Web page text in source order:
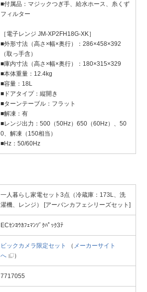
■付属品：マジックつぎ手、給水ホース、糸くず
フィルター
［電子レンジ JM-XP2FH18G-XK］
■外形寸法（高さ×幅×奥行）：286×458×392
（取っ手含）
■庫内寸法（高さ×幅×奥行）：180×315×329
■本体重量：12.4kg
■容量：18L
■ドアタイプ：縦開き
■ターンテーブル：フラット
■解凍：有
■レンジ出力：500（50Hz）650（60Hz）、50
0、解凍（150相当）
■Hz：50/60Hz
一人暮らし家電セット3点（冷蔵庫：173L、洗
濯機、レンジ） [アーバンカフェシリーズセット]
ECｾﾝﾖｳｶﾌｪﾏﾝｿﾞｸﾊﾟｯｸ3ﾃ
ビックカメラ限定セット （ メーカーサイト
へ
）
7717055